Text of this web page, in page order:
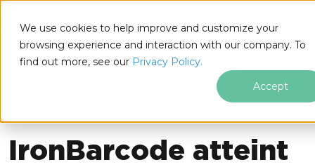
We use cookies to help improve and customize your
browsing experience and interaction with our company. To
find out more, see our Privacy Policy.
Accept
IRONSOFTWARE
Passer au contenu du pied de page
Iron Software Actualités Iron Software
Nouvelles de l'entreprise
De la fumée à la terre
IronBarcode atteint